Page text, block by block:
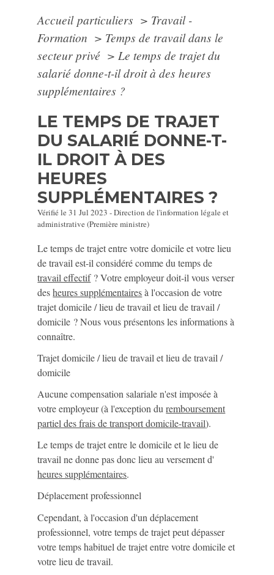
Accueil particuliers > Travail -
Formation > Temps de travail dans le
secteur privé > Le temps de trajet du
salarié donne-t-il droit à des heures
supplémentaires ?
LE TEMPS DE TRAJET
DU SALARIÉ DONNE-T-
IL DROIT À DES
HEURES
SUPPLÉMENTAIRES ?
Vérifié le 31 Jul 2023 - Direction de l'information légale et
administrative (Première ministre)
Le temps de trajet entre votre domicile et votre lieu
de travail est-il considéré comme du temps de
travail effectif? Votre employeur doit-il vous verser
desheures supplémentairesà l'occasion de votre
trajet domicile / lieu de travail et lieu de travail /
domicile ? Nous vous présentons les informations à
connaître.
Trajet domicile / lieu de travail et lieu de travail /
domicile
Aucune compensation salariale n'est imposée à
votre employeur (à l'exception duremboursement
partiel des frais de transport domicile-travail).
Le temps de trajet entre le domicile et le lieu de
travail ne donne pas donc lieu au versement d'
heures supplémentaires.
Déplacement professionnel
Cependant, à l'occasion d'un déplacement
professionnel, votre temps de trajet peut dépasser
votre temps habituel de trajet entre votre domicile et
votre lieu de travail.